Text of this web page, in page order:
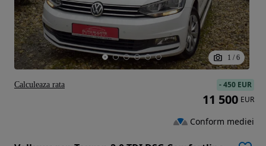
1 / 6
-450 EUR
11 500 EUR
Conform mediei
Calculeaza rata